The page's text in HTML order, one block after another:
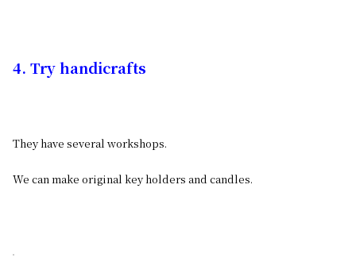
4. Try handicrafts
They have several workshops.
We can make original key holders and candles.